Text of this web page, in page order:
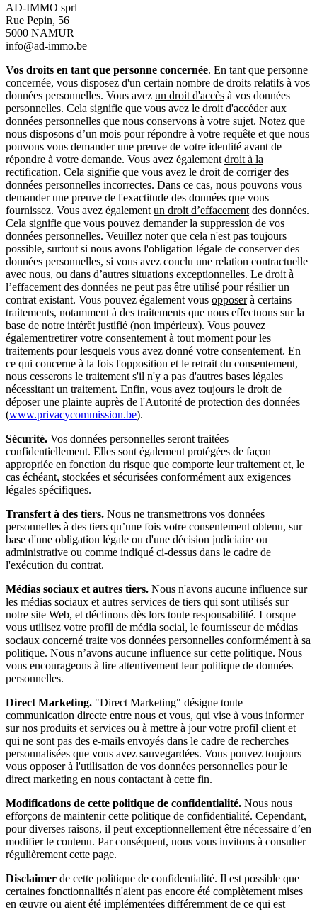
AD-IMMO sprl
Rue Pepin, 56
5000 NAMUR
info@ad-immo.be
Vos droits en tant que personne concernée. En tant que personne
concernée, vous disposez d'un certain nombre de droits relatifs à vos
données personnelles. Vous avez un droit d'accès à vos données
personnelles. Cela signifie que vous avez le droit d'accéder aux
données personnelles que nous conservons à votre sujet. Notez que
nous disposons d’un mois pour répondre à votre requête et que nous
pouvons vous demander une preuve de votre identité avant de
répondre à votre demande. Vous avez également droit à la
rectification. Cela signifie que vous avez le droit de corriger des
données personnelles incorrectes. Dans ce cas, nous pouvons vous
demander une preuve de l'exactitude des données que vous
fournissez. Vous avez également un droit d’effacement des données.
Cela signifie que vous pouvez demander la suppression de vos
données personnelles. Veuillez noter que cela n'est pas toujours
possible, surtout si nous avons l'obligation légale de conserver des
données personnelles, si vous avez conclu une relation contractuelle
avec nous, ou dans d’autres situations exceptionnelles. Le droit à
l’effacement des données ne peut pas être utilisé pour résilier un
contrat existant. Vous pouvez également vous opposerà certains
traitements, notamment à des traitements que nous effectuons sur la
base de notre intérêt justifié (non impérieux). Vous pouvez
égalementretirer votre consentement à tout moment pour les
traitements pour lesquels vous avez donné votre consentement. En
ce qui concerne à la fois l'opposition et le retrait du consentement,
nous cesserons le traitement s'il n'y a pas d'autres bases légales
nécessitant un traitement. Enfin, vous avez toujours le droit de
déposer une plainte auprès de l'Autorité de protection des données
(www.privacycommission.be).
Sécurité. Vos données personnelles seront traitées
confidentiellement. Elles sont également protégées de façon
appropriée en fonction du risque que comporte leur traitement et, le
cas échéant, stockées et sécurisées conformément aux exigences
légales spécifiques.
Transfert à des tiers. Nous ne transmettrons vos données
personnelles à des tiers qu’une fois votre consentement obtenu, sur
base d'une obligation légale ou d'une décision judiciaire ou
administrative ou comme indiqué ci-dessus dans le cadre de
l'exécution du contrat.
Médias sociaux et autres tiers. Nous n'avons aucune influence sur
les médias sociaux et autres services de tiers qui sont utilisés sur
notre site Web, et déclinons dès lors toute responsabilité. Lorsque
vous utilisez votre profil de média social, le fournisseur de médias
sociaux concerné traite vos données personnelles conformément à sa
politique. Nous n’avons aucune influence sur cette politique. Nous
vous encourageons à lire attentivement leur politique de données
personnelles.
Direct Marketing. "Direct Marketing" désigne toute
communication directe entre nous et vous, qui vise à vous informer
sur nos produits et services ou à mettre à jour votre profil client et
qui ne sont pas des e-mails envoyés dans le cadre de recherches
personnalisées que vous avez sauvegardées. Vous pouvez toujours
vous opposer à l'utilisation de vos données personnelles pour le
direct marketing en nous contactant à cette fin.
Modifications de cette politique de confidentialité. Nous nous
efforçons de maintenir cette politique de confidentialité. Cependant,
pour diverses raisons, il peut exceptionnellement être nécessaire d’en
modifier le contenu. Par conséquent, nous vous invitons à consulter
régulièrement cette page.
Disclaimer de cette politique de confidentialité. Il est possible que
certaines fonctionnalités n'aient pas encore été complètement mises
en œuvre ou aient été implémentées différemment de ce qui est